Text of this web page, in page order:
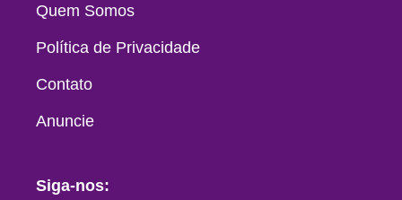
Quem Somos
Política de Privacidade
Contato
Anuncie
Siga-nos: